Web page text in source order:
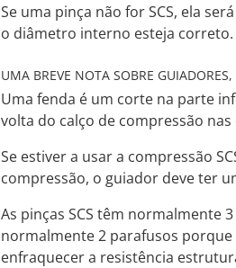
Se uma pinça não for SCS, ela
o diâmetro interno esteja correto.
UMA BREVE NOTA SOBRE
Uma fenda é um corte na parte
volta do calço de compressão nas
Se estiver a usar a compressão
compressão, o guiador deve ter
As pinças SCS têm normalmente
normalmente 2 parafusos
enfraquecer a resistência